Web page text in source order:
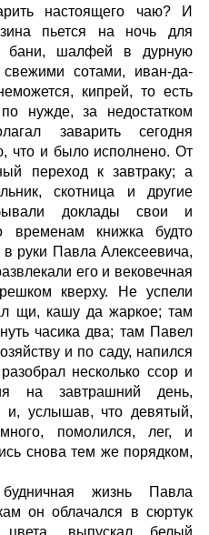
настоящего чаю? И
пьется на ночь для
бани, шалфей в дурную
сотами, иван-да-
кипрей, то есть
нужде, за недостатком
заварить сегодня
что и было исполнено. От
переход к завтраку; а
скотница и другие
доклады свои и
временам книжка будто
руки Павла Алексеевича,
его и вековечная
кверху. Не успели
щи, кашу да жаркое; там
часика два; там Павел
и по саду, напился
несколько ссор и
на завтрашний день,
и, услышав, что девятый,
помолился, лег, и
снова тем же порядком,
жизнь Павла
он облачался в сюртук
выпускал белый